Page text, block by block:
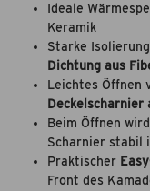
Ideale
Keramik
Starke
Dichtung aus
Leichtes Öffnen
Deckelscharnier
Beim Öffnen
Scharnier stabil
Praktischer
Front des